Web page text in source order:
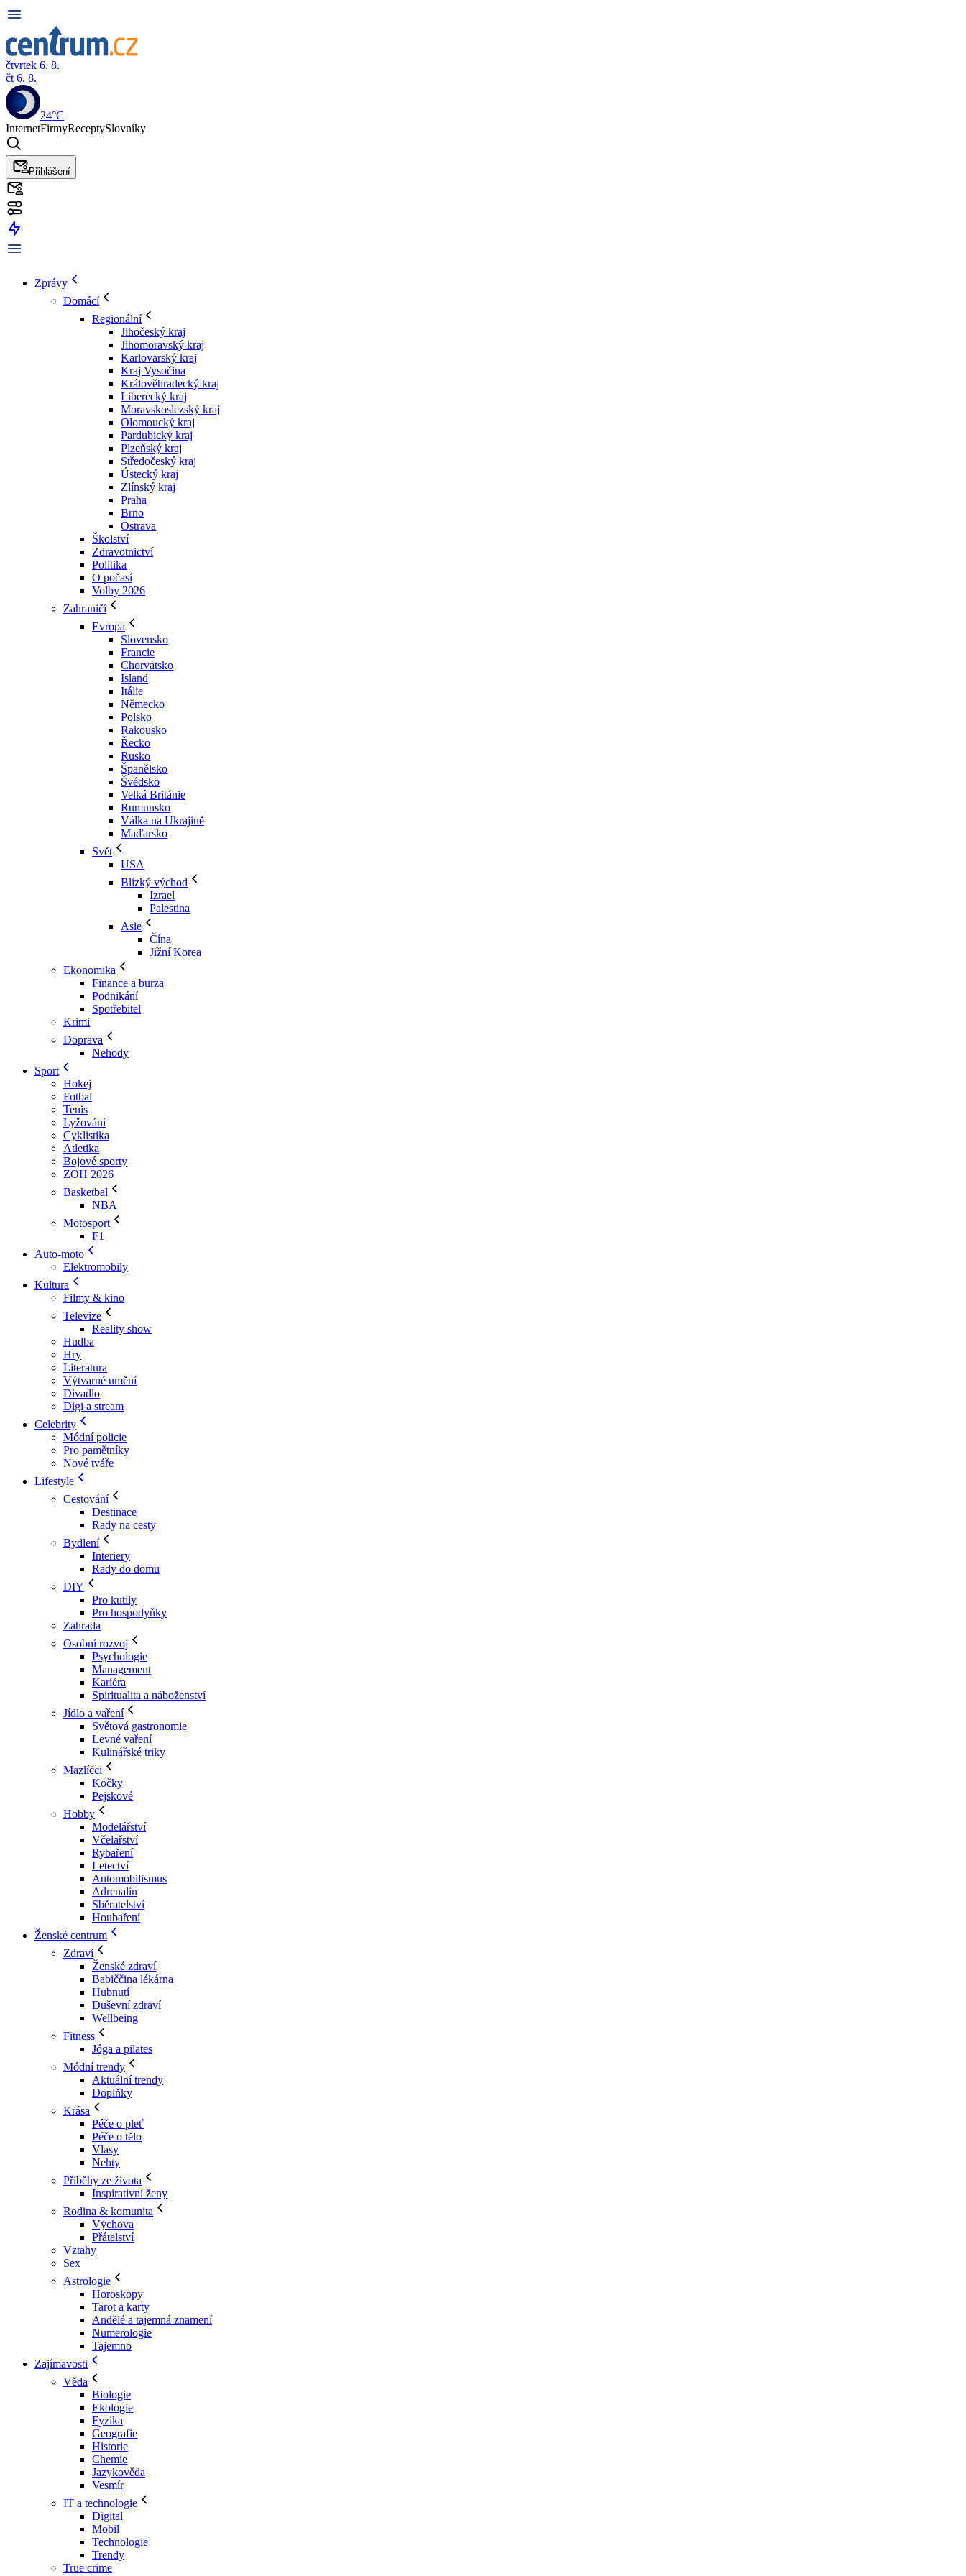
čtvrtek 6. 8.
čt 6. 8.
24°C
InternetFirmyReceptySlovníky
Přihlášení
Zprávy
Domácí
Regionální
Jihočeský kraj
Jihomoravský kraj
Karlovarský kraj
Kraj Vysočina
Králověhradecký kraj
Liberecký kraj
Moravskoslezský kraj
Olomoucký kraj
Pardubický kraj
Plzeňský kraj
Středočeský kraj
Ústecký kraj
Zlínský kraj
Praha
Brno
Ostrava
Školství
Zdravotnictví
Politika
O počasí
Volby 2026
Zahraničí
Evropa
Slovensko
Francie
Chorvatsko
Island
Itálie
Německo
Polsko
Rakousko
Řecko
Rusko
Španělsko
Švédsko
Velká Británie
Rumunsko
Válka na Ukrajině
Maďarsko
Svět
USA
Blízký východ
Izrael
Palestina
Asie
Čína
Jižní Korea
Ekonomika
Finance a burza
Podnikání
Spotřebitel
Krimi
Doprava
Nehody
Sport
Hokej
Fotbal
Tenis
Lyžování
Cyklistika
Atletika
Bojové sporty
ZOH 2026
Basketbal
NBA
Motosport
F1
Auto-moto
Elektromobily
Kultura
Filmy & kino
Televize
Reality show
Hudba
Hry
Literatura
Výtvarné umění
Divadlo
Digi a stream
Celebrity
Módní policie
Pro pamětníky
Nové tváře
Lifestyle
Cestování
Destinace
Rady na cesty
Bydlení
Interiery
Rady do domu
DIY
Pro kutily
Pro hospodyňky
Zahrada
Osobní rozvoj
Psychologie
Management
Kariéra
Spiritualita a náboženství
Jídlo a vaření
Světová gastronomie
Levné vaření
Kulinářské triky
Mazlíčci
Kočky
Pejskové
Hobby
Modelářství
Včelařství
Rybaření
Letectví
Automobilismus
Adrenalin
Sběratelství
Houbaření
Ženské centrum
Zdraví
Ženské zdraví
Babiččina lékárna
Hubnutí
Duševní zdraví
Wellbeing
Fitness
Jóga a pilates
Módní trendy
Aktuální trendy
Doplňky
Krása
Péče o pleť
Péče o tělo
Vlasy
Nehty
Příběhy ze života
Inspirativní ženy
Rodina & komunita
Výchova
Přátelství
Vztahy
Sex
Astrologie
Horoskopy
Tarot a karty
Andělé a tajemná znamení
Numerologie
Tajemno
Zajímavosti
Věda
Biologie
Ekologie
Fyzika
Geografie
Historie
Chemie
Jazykověda
Vesmír
IT a technologie
Digital
Mobil
Technologie
Trendy
True crime